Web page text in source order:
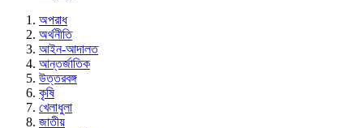
অপরাধ
অর্থনীতি
আইন-আদালত
আন্তর্জাতিক
উত্তরবঙ্গ
কৃষি
খেলাধুলা
জাতীয়